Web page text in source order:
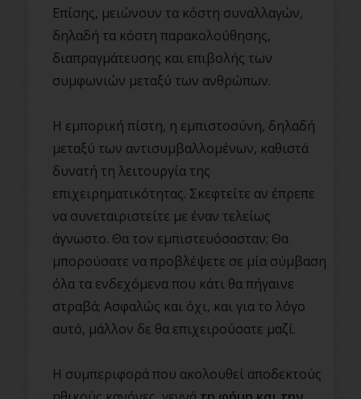
Επίσης, μειώνουν τα κόστη συναλλαγών,
δηλαδή τα κόστη παρακολούθησης,
διαπραγμάτευσης και επιβολής των
συμφωνιών μεταξύ των ανθρώπων.
Η εμπορική πίστη, η εμπιστοσύνη, δηλαδή
μεταξύ των αντισυμβαλλομένων, καθιστά
δυνατή τη λειτουργία της
επιχειρηματικότητας. Σκεφτείτε αν έπρεπε
να συνεταιριστείτε με έναν τελείως
άγνωστο. Θα τον εμπιστευόσασταν; Θα
μπορούσατε να προβλέψετε σε μία σύμβαση
όλα τα ενδεχόμενα που κάτι θα πήγαινε
στραβά; Ασφαλώς και όχι, και για το λόγο
αυτό, μάλλον δε θα επιχειρούσατε μαζί.
Η συμπεριφορά που ακολουθεί αποδεκτούς